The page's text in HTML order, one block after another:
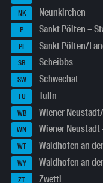
NK Neunkirchen
P Sankt Pölten –
PL Sankt Pölten/
SB Scheibbs
SW Schwechat
TU Tulln
WB Wiener
WN Wiener Neustadt
WT Waidhofen an
WY Waidhofen an
ZT Zwettl